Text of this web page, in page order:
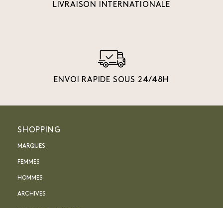
LIVRAISON INTERNATIONALE
ENVOI RAPIDE SOUS 24/48H
SHOPPING
MARQUES
FEMMES
HOMMES
ARCHIVES